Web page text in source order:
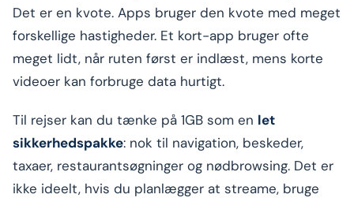
Det er en kvote. Apps bruger den kvote med meget
forskellige hastigheder. Et kort-app bruger ofte
meget lidt, når ruten først er indlæst, mens korte
videoer kan forbruge data hurtigt.
Til rejser kan du tænke på 1GB som en let
sikkerhedspakke: nok til navigation, beskeder,
taxaer, restaurantsøgninger og nødbrowsing. Det er
ikke ideelt, hvis du planlægger at streame, bruge